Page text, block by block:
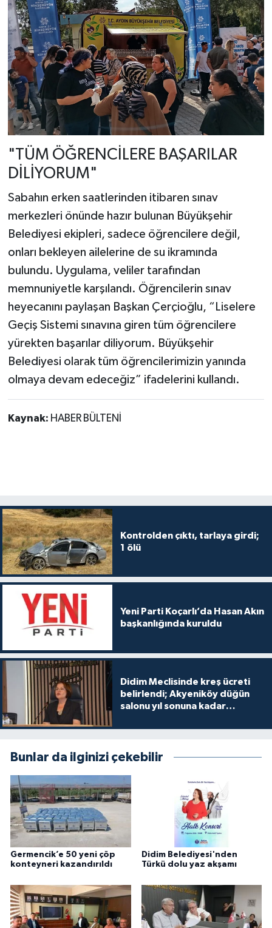
"TÜM ÖĞRENCİLERE BAŞARILAR
DİLİYORUM"
Sabahın erken saatlerinden itibaren sınav
merkezleri önünde hazır bulunan Büyükşehir
Belediyesi ekipleri, sadece öğrencilere değil,
onları bekleyen ailelerine de su ikramında
bulundu. Uygulama, veliler tarafından
memnuniyetle karşılandı. Öğrencilerin sınav
heyecanını paylaşan Başkan Çerçioğlu, “Liselere
Geçiş Sistemi sınavına giren tüm öğrencilere
yürekten başarılar diliyorum. Büyükşehir
Belediyesi olarak tüm öğrencilerimizin yanında
olmaya devam edeceğiz” ifadelerini kullandı.
Kaynak: HABER BÜLTENİ
Kontrolden çıktı, tarlaya girdi;
1 ölü
Yeni Parti Koçarlı’da Hasan Akın
başkanlığında kuruldu
Didim Meclisinde kreş ücreti
belirlendi; Akyeniköy düğün
salonu yıl sonuna kadar
Bunlar da ilginizi çekebilir
Germencik’e 50 yeni çöp
konteyneri kazandırıldı
Didim Belediyesi'nden
Türkü dolu yaz akşamı